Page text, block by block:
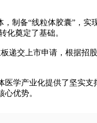
备“线粒体胶囊”，实
化奠定了基础。
交上市申请，根据招
学产业化提供了坚实支
优势。